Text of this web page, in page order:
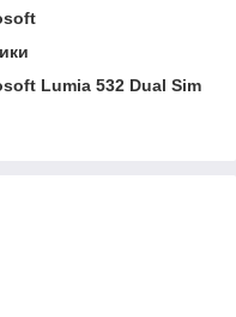
Lumia 532 Dual Sim